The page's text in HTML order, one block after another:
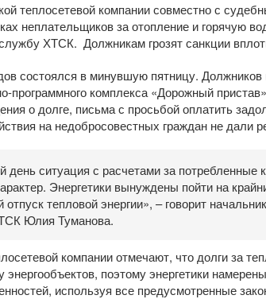
теплосетевой компании совместно с
неплательщиков за отопление и горячую
ХТСК. Должникам грозят санкции
состоялся в минувшую пятницу.
программного комплекса «Дорожный
о долге, письма с просьбой оплатить
на недобросовестных граждан не дали
день ситуация с расчетами за
Энергетики вынуждены пойти на
тепловой энергии», – говорит
Юлия Туманова.
компании отмечают, что долги за
поэтому энергетики
используя все предусмотренные